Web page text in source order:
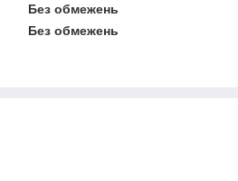
Без обмежень
Без обмежень